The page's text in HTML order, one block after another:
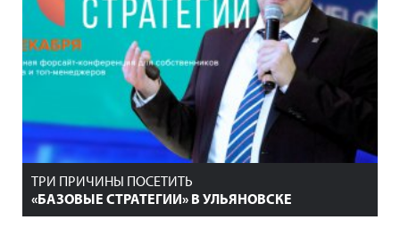
ТРИ ПРИЧИНЫ ПОСЕТИТЬ
«БАЗОВЫЕ СТРАТЕГИИ» В УЛЬЯНОВСКЕ